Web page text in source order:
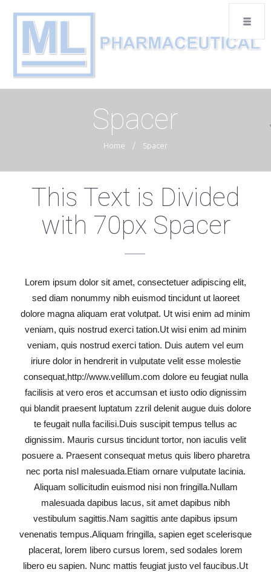
Spacer
Home / Spacer
This Text is Divided
with 70px Spacer
Lorem ipsum dolor sit amet, consectetuer adipiscing elit,
sed diam nonummy nibh euismod tincidunt ut laoreet
dolore magna aliquam erat volutpat. Ut wisi enim ad minim
veniam, quis nostrud exerci tation.Ut wisi enim ad minim
veniam, quis nostrud exerci tation. Duis autem vel eum
iriure dolor in hendrerit in vulputate velit esse molestie
consequat,http://www.velillum.com dolore eu feugiat nulla
facilisis at vero eros et accumsan et iusto odio dignissim
qui blandit praesent luptatum zzril delenit augue duis dolore
te feugait nulla facilisi.Duis suscipit tempus tellus ac
dignissim. Mauris cursus tincidunt tortor, non iaculis velit
posuere a. Praesent consequat metus quis libero pharetra
nec porta nisl malesuada.Etiam ornare vulputate lacinia.
Aliquam sollicitudin euismod nisi non fringilla.Nullam
malesuada dapibus lacus, sit amet dapibus nibh
vestibulum sagittis.Nam sagittis ante dapibus ipsum
venenatis tempus.Aliquam fringilla, sapien eget scelerisque
placerat, lorem libero cursus lorem, sed sodales lorem
libero eu sapien. Nunc mattis feugiat justo vel faucibus.Ut